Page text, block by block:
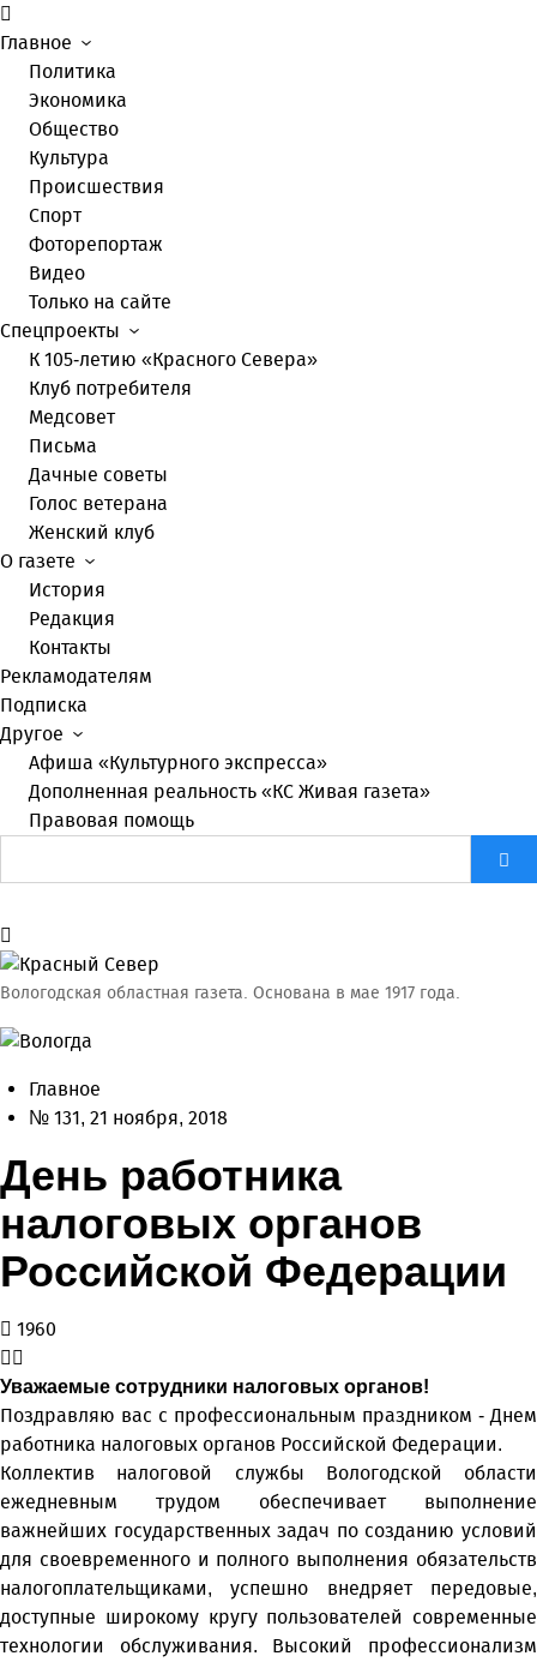
Главное
Политика
Экономика
Общество
Культура
Происшествия
Спорт
Фоторепортаж
Видео
Только на сайте
Спецпроекты
К 105-летию «Красного Севера»
Клуб потребителя
Медсовет
Письма
Дачные советы
Голос ветерана
Женский клуб
О газете
История
Редакция
Контакты
Рекламодателям
Подписка
Другое
Афиша «Культурного экспресса»
Дополненная реальность «КС Живая газета»
Правовая помощь
Вологодская областная газета. Основана в мае 1917 года.
Главное
№ 131, 21 ноября, 2018
День работника
налоговых органов
Российской Федерации
1960
Уважаемые сотрудники налоговых органов!
Поздравляю вас с профессиональным праздником - Днем
работника налоговых органов Российской Федерации.
Коллектив налоговой службы Вологодской области
ежедневным трудом обеспечивает выполнение
важнейших государственных задач по созданию условий
для своевременного и полного выполнения обязательств
налогоплательщиками, успешно внедряет передовые,
доступные широкому кругу пользователей современные
технологии обслуживания. Высокий профессионализм